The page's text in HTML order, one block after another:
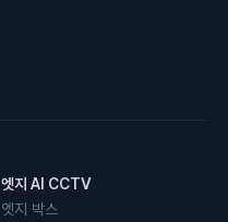
엣지 AI CCTV
엣지 박스